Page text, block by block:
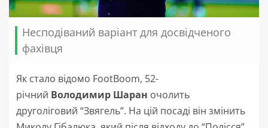
Несподіваний варіант для досвідченого
фахівця
Як стало відомо FootBoom, 52-
річний Володимир Шаран очолить
друголіговий “Звягель”. На цій посаді він змінить